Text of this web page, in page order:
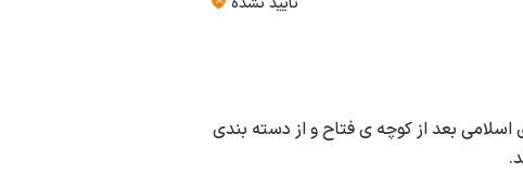
اسلامی بعد از کوچه ی فتاح و از دسته بندی